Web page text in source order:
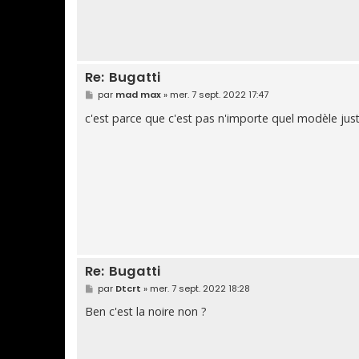
Re: Bugatti
M
e
s
s
par mad max» mer. 7 sept. 2022 17:47
c'est parce que c'est pas n'importe quel modèle
Re: Bugatti
M
e
s
s
par Dtcrt » mer. 7 sept. 2022 18:28
Ben c'est la noire non ?